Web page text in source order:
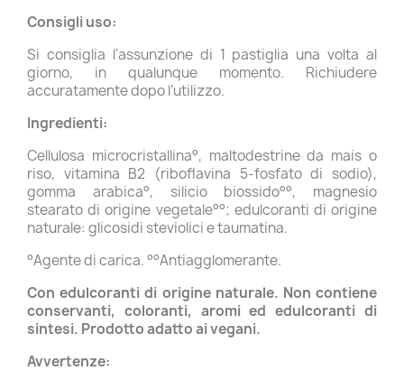
Consigli uso:
Si consiglia l’assunzione di 1 pastiglia una volta al
giorno, in qualunque momento. Richiudere
accuratamente dopo l’utilizzo.
Ingredienti:
Cellulosa microcristallina°, maltodestrine da mais o
riso, vitamina B2 (riboflavina 5-fosfato di sodio),
gomma arabica°, silicio biossido°°, magnesio
stearato di origine vegetale°°; edulcoranti di origine
naturale: glicosidi steviolici e taumatina.
°Agente di carica. °°Antiagglomerante.
Con edulcoranti di origine naturale. Non contiene
conservanti, coloranti, aromi ed edulcoranti di
sintesi. Prodotto adatto ai vegani.
Avvertenze: